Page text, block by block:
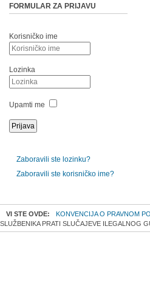
FORMULAR ZA PRIJAVU
Korisničko ime
Lozinka
Upamti me
Zaboravili ste lozinku?
Zaboravili ste korisničko ime?
VI STE OVDE: KONVENCIJA O PRAVNOM
SLUŽBENIKA PRATI SLUČAJEVE ILEGALNOG